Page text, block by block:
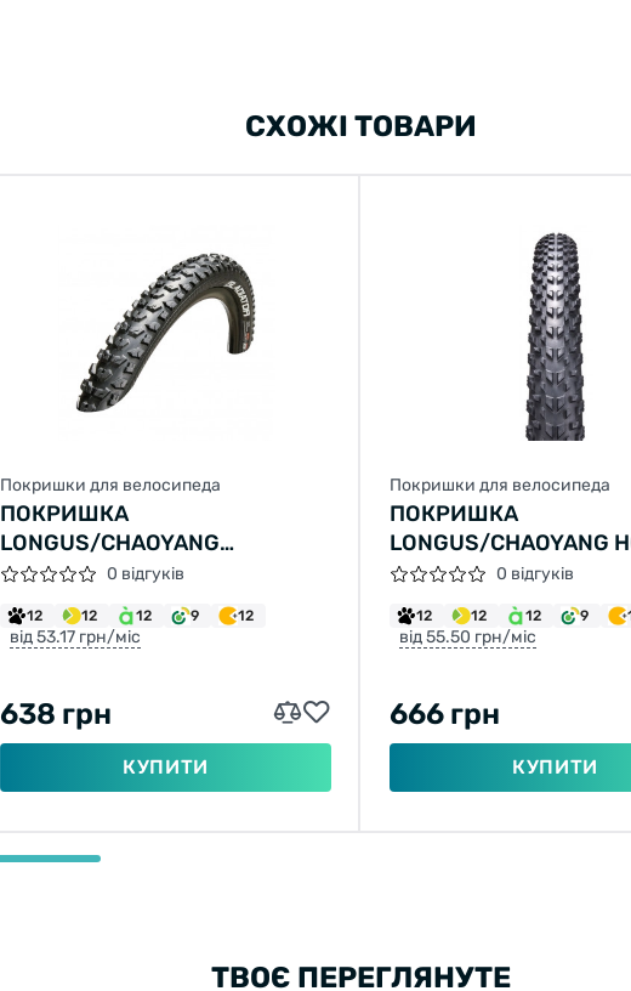
СХОЖІ ТОВАРИ
Покришки для велосипеда
ПОКРИШКА
LONGUS/CHAOYANG
GLADIATOR 26X2,40 H-5136
30TPI (60-559), 945Г
0 відгуків
12 12 12 9 12
від 53.17 грн/міс
638 грн
КУПИТИ
Покришки для велосипеда
ПОКРИШКА
LONGUS/CHAOYANG
29X2,10 H-5161 30TPI
0 відгуків
12 12 12 9
від 55.50 грн/міс
666 грн
КУПИТИ
ТВОЄ ПЕРЕГЛЯНУТЕ